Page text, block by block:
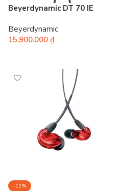
Beyerdynamic DT 70 IE
Beyerdynamic
15.900.000 ₫
-11%